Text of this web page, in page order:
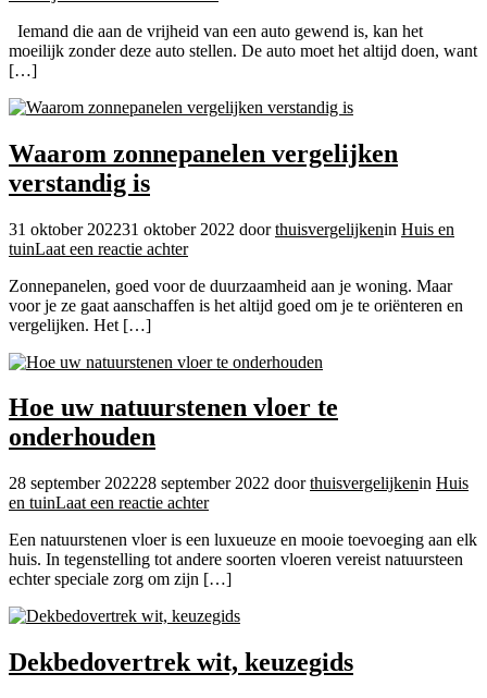
Waddinxveen
Iemand die aan de vrijheid van een auto gewend is, kan het
moeilijk zonder deze auto stellen. De auto moet het altijd doen, want
[…]
Waarom zonnepanelen vergelijken
verstandig is
31 oktober 202231 oktober 2022 doorthuisvergelijkenin Huis en
tuinLaat een reactie achterop
zonnepanelen
vergelijken
Zonnepanelen, goed voor de duurzaamheid aan je woning. Maar
voor je ze gaat aanschaffen is het altijd goed om je te oriënteren en
vergelijken. Het […]
Hoe uw natuurstenen vloer te
onderhouden
28 september 202228 september 2022 doorthuisvergelijkenin Huis
en tuinLaat een reactie achterop
uw
natuurstenen
vloer
onderhouden
Een natuurstenen vloer is een luxueuze en mooie toevoeging aan elk
huis. In tegenstelling tot andere soorten vloeren vereist natuursteen
echter speciale zorg om zijn […]
Dekbedovertrek wit, keuzegids